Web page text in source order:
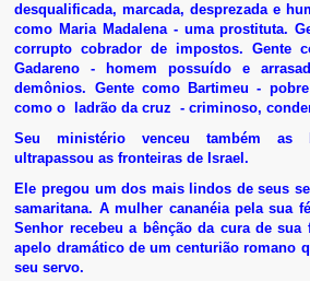
desqualificada, marcada, desprezada e
como Maria Madalena - uma prostituta.
corrupto cobrador de impostos. Gente
Gadareno - homem possuído e
demônios. Gente como Bartimeu -
como o ladrão da cruz - criminoso,
Seu ministério venceu também as
ultrapassou as fronteiras de Israel.
Ele pregou um dos mais lindos de seus
samaritana. A mulher cananéia pela sua
Senhor recebeu a bênção da cura de
apelo dramático de um centurião romano
seu servo.